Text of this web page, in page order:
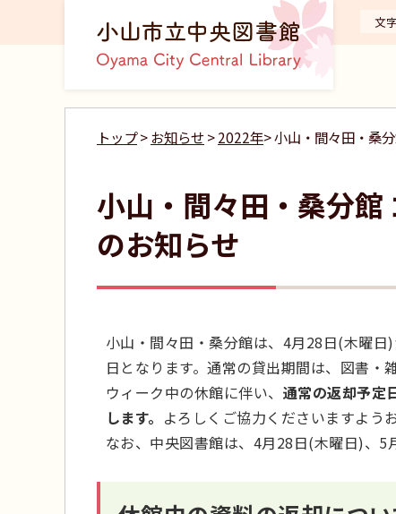
文
トップ>お知らせ>2022年> 小山・間々田・桑
小山・間々田・桑分
のお知らせ
小山・間々田・桑分館は、4月28日(木曜
日となります。通常の貸出期間は、図書
ウィーク中の休館に伴い、 通常の返却予定
します。 よろしくご協力くださいますよう
なお、中央図書館は、4月28日(木曜日)、5